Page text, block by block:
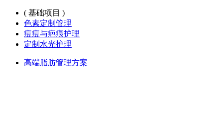
( 基础项目 )
色素定制管理
痘痘与疤痕护理
定制水光护理
高端脂肪管理方案